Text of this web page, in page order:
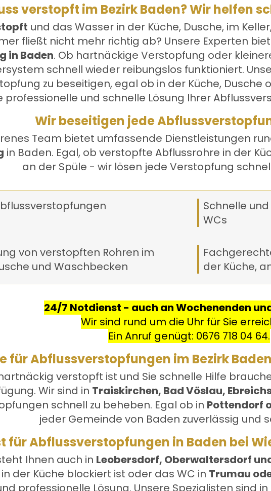
verstopft im Bezirk Baden? Wir helfen
und das Wasser in der Küche, Dusche, im
fließt nicht mehr richtig ab? Unsere Experten
in Baden. Ob hartnäckige Verstopfung oder
schnell wieder reibungslos funktioniert.
zu beseitigen, egal ob in der Küche, Dusche
professionelle und schnelle Lösung Ihrer
Wir beseitigen jede
Team bietet umfassende Dienstleistungen
in Baden. Egal, ob verstopfte Abflussrohre in der
an der Spüle - wir lösen jede Verstopfung
Schnelle
WCs
von verstopften Rohren im
und Waschbecken
der Küche,
24/7 Notdienst - auch an Wochenenden
Wir sind rund um die Uhr für Sie
Ein Anruf genügt: 0676 718 04 64.
für Abflussverstopfungen im Bezirk
verstopft ist und Sie schnelle Hilfe
Wir sind in Traiskirchen, Bad Vöslau,
schnell zu beheben. Egal ob in Pottendorf
jeder Gemeinde von Baden zuverlässig und
für Abflussverstopfungen in Baden bei
Ihnen auch in Leobersdorf, Oberwaltersdorf
der Küche blockiert ist oder das WC in Trumau
professionelle Lösung. Unsere Spezialisten sind in